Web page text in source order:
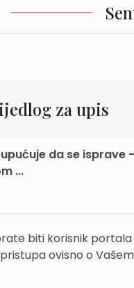
za upis
da se
...
biti korisnik
ovisno o